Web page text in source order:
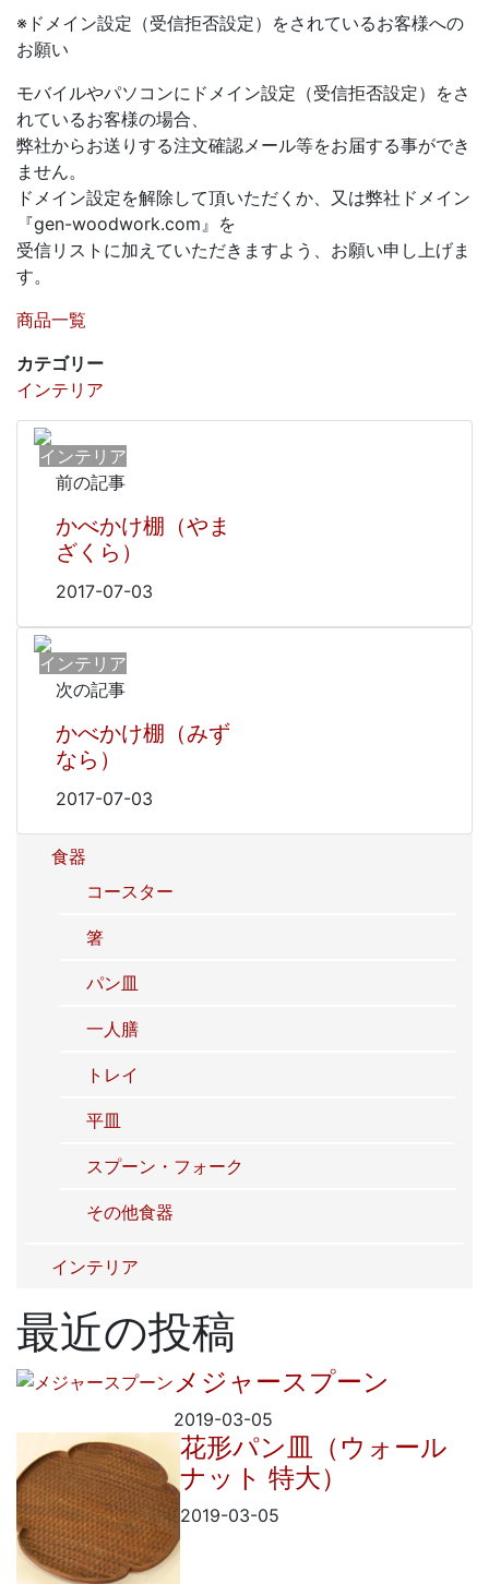
※ドメイン設定（受信拒否設定）をされているお客様への
お願い
モバイルやパソコンにドメイン設定（受信拒否設定）をさ
れているお客様の場合、
弊社からお送りする注文確認メール等をお届する事ができ
ません。
ドメイン設定を解除して頂いただくか、又は弊社ドメイン
『gen-woodwork.com』を
受信リストに加えていただきますよう、お願い申し上げま
す。
商品一覧
カテゴリー
インテリア
インテリア
前の記事
かべかけ棚（やま
ざくら）
2017-07-03
インテリア
次の記事
かべかけ棚（みず
なら）
2017-07-03
食器
コースター
箸
パン皿
一人膳
トレイ
平皿
スプーン・フォーク
その他食器
インテリア
最近の投稿
メジャースプーン
2019-03-05
花形パン皿（ウォール
ナット 特大）
2019-03-05